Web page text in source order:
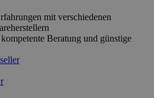
mit verschiedenen
Beratung und günstige